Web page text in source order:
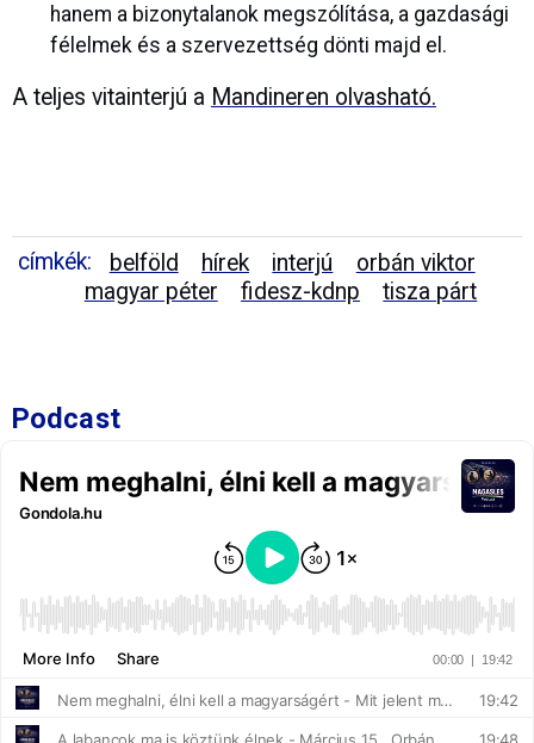
hanem a bizonytalanok megszólítása, a gazdasági
félelmek és a szervezettség dönti majd el.
A teljes vitainterjú a Mandineren olvasható.
címkék: belföld hírek interjú
orbán viktor
magyar péter
fidesz-kdnp tisza párt
Podcast